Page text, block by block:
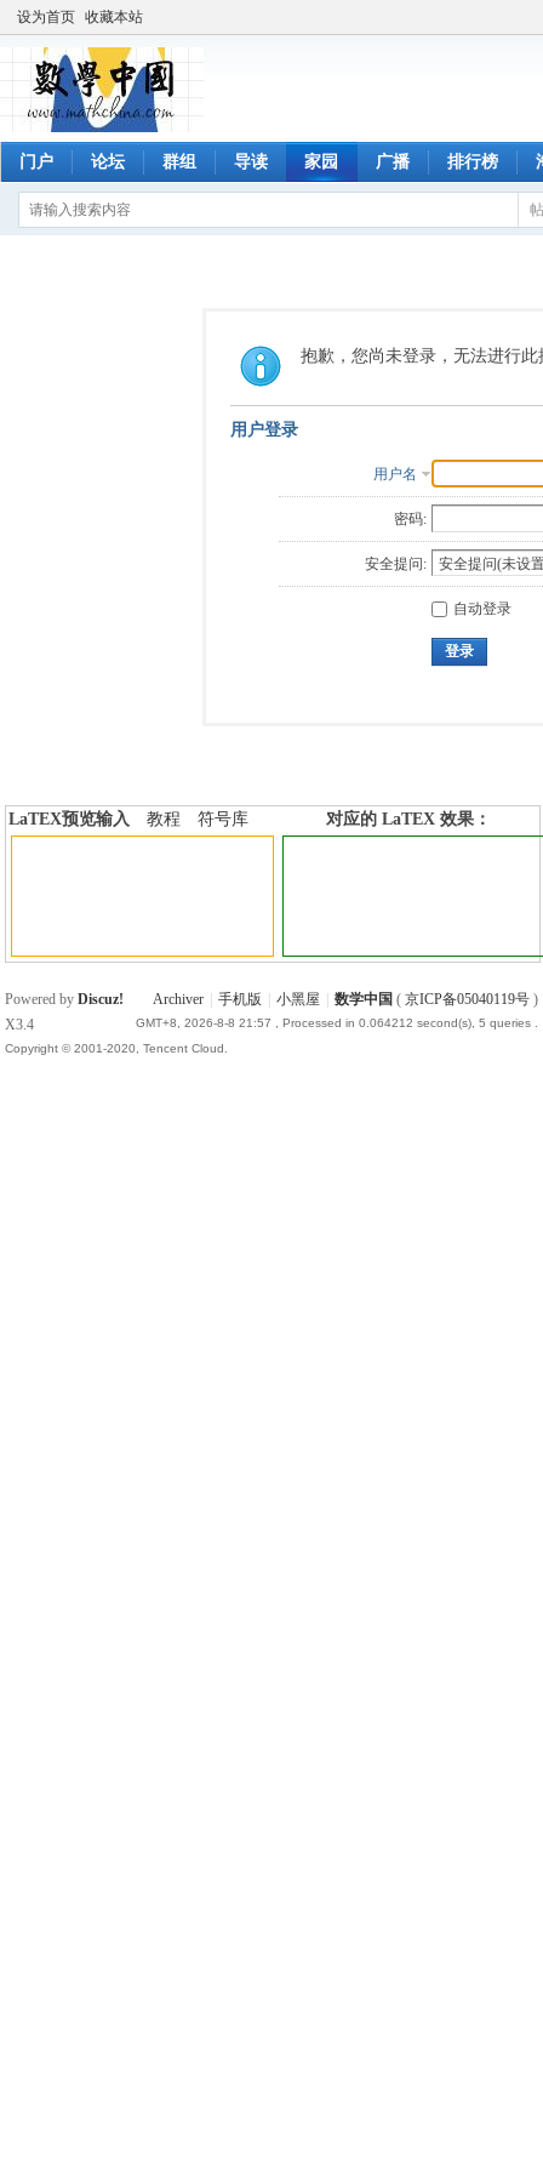
设为首页 收藏本站
门户 论坛 群组 导读 家园 广播 排行榜
抱歉，您尚未登录，无法进行此
用户登录
用户名
密码:
安全提问:
自动登录
登录
LaTEX预览输入 教程
符号库
对应的 LaTEX 效果：
Archiver 手机版 小黑屋 数学中国 ( 京ICP备05040119号)
GMT+8, 2026-8-8 21:57 , Processed in 0.064212 second(s), 5 queries .
Powered byDiscuz!
X3.4
Copyright © 2001-2020, Tencent Cloud.